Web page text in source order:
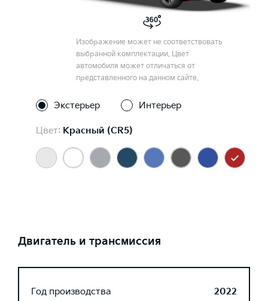
Изображение может не соответствовать
выбранной комплектации. Цвет
автомобиля может отличаться от
представленного на данном сайте.
Экстерьер Интерьер
Цвет: Красный (CR5)
Двигатель и трансмиссия
Год производства
2022